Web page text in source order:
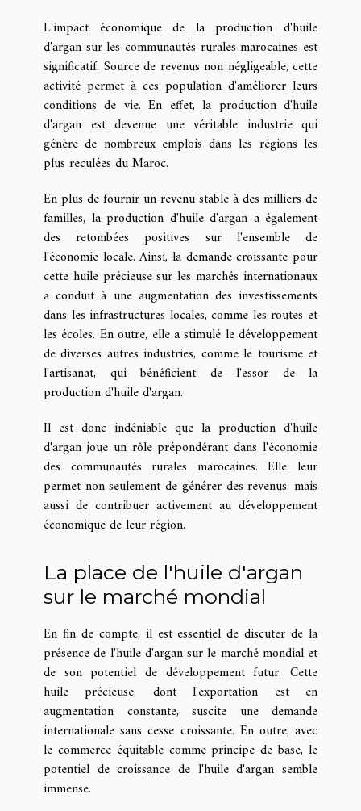
L'impact économique de la production d'huile
d'argan sur les communautés rurales marocaines est
significatif. Source de revenus non négligeable, cette
activité permet à ces population d'améliorer leurs
conditions de vie. En effet, la production d'huile
d'argan est devenue une véritable industrie qui
génère de nombreux emplois dans les régions les
plus reculées du Maroc.
En plus de fournir un revenu stable à des milliers de
familles, la production d'huile d'argan a également
des retombées positives sur l'ensemble de
l'économie locale. Ainsi, la demande croissante pour
cette huile précieuse sur les marchés internationaux
a conduit à une augmentation des investissements
dans les infrastructures locales, comme les routes et
les écoles. En outre, elle a stimulé le développement
de diverses autres industries, comme le tourisme et
l'artisanat, qui bénéficient de l'essor de la
production d'huile d'argan.
Il est donc indéniable que la production d'huile
d'argan joue un rôle prépondérant dans l'économie
des communautés rurales marocaines. Elle leur
permet non seulement de générer des revenus, mais
aussi de contribuer activement au développement
économique de leur région.
La place de l'huile d'argan
sur le marché mondial
En fin de compte, il est essentiel de discuter de la
présence de l'huile d'argan sur le marché mondial et
de son potentiel de développement futur. Cette
huile précieuse, dont l'exportation est en
augmentation constante, suscite une demande
internationale sans cesse croissante. En outre, avec
le commerce équitable comme principe de base, le
potentiel de croissance de l'huile d'argan semble
immense.